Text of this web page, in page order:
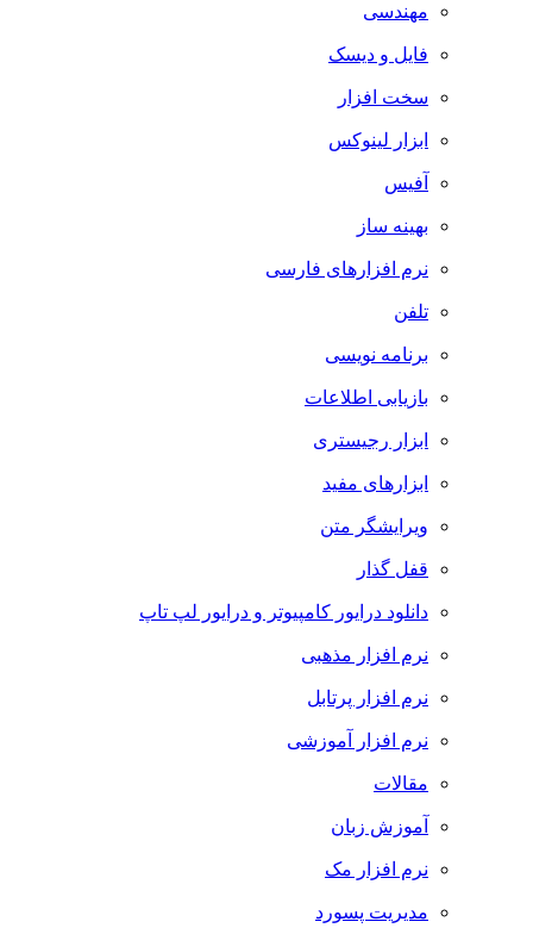
مهندسی
فایل و دیسک
سخت افزار
ابزار لینوکس
آفیس
بهینه ساز
نرم افزارهای فارسی
تلفن
برنامه نویسی
بازیابی اطلاعات
ابزار رجیستری
ابزارهای مفید
ویرایشگر متن
قفل گذار
دانلود درایور کامپیوتر و درایور لپ تاپ
نرم افزار مذهبی
نرم افزار پرتابل
نرم افزار آموزشی
مقالات
آموزش زبان
نرم افزار مک
مدیریت پسورد